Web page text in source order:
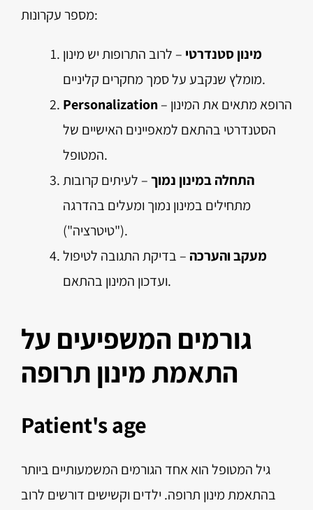
מספר עקרונות:
מינון סטנדרטי – לרוב התרופות יש מינון
מומלץ שנקבע על סמך מחקרים קליניים.
Personalization– הרופא מתאים את המינון
הסטנדרטי בהתאם למאפיינים האישיים של
המטופל.
התחלה במינון נמוך– לעיתים קרובות
מתחילים במינון נמוך ומעלים בהדרגה
("טיטרציה").
מעקב והערכה – בדיקת התגובה לטיפול
ועדכון המינון בהתאם.
גורמים המשפיעים על
התאמת מינון תרופה
Patient's age
גיל המטופל הוא אחד הגורמים המשמעותיים ביותר
בהתאמת מינון תרופה. ילדים וקשישים דורשים לרוב